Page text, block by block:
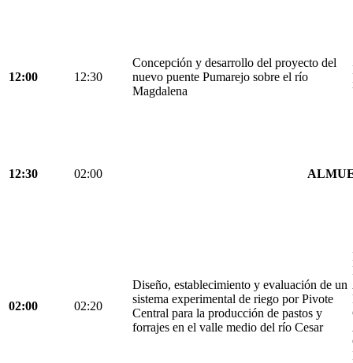
12:00 12:30
Concepción y desarrollo del proyecto del
nuevo puente Pumarejo sobre el río
Magdalena
12:30 02:00
02:00 02:20
Diseño, establecimiento y evaluación de un
sistema experimental de riego por Pivote
Central para la producción de pastos y
forrajes en el valle medio del río Cesar